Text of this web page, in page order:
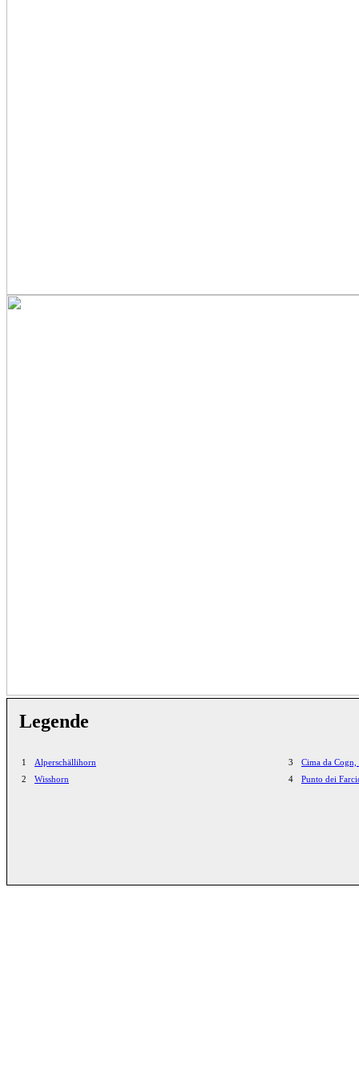
Legende
1
Alperschällihorn
2
Wisshorn
3
Cima da
4
Punto dei